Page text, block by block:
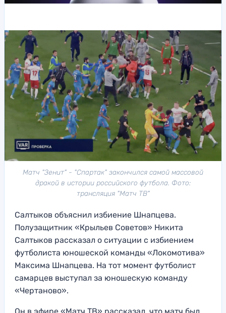
Матч "Зенит" - "Спартак" закончился самой массовой
дракой в истории российского футбола. Фото:
трансляция "Матч ТВ"
Салтыков объяснил избиение Шнапцева.
Полузащитник «Крыльев Советов» Никита
Салтыков рассказал о ситуации с избиением
футболиста юношеской команды «Локомотива»
Максима Шнапцева. На тот момент футболист
самарцев выступал за юношескую команду
«Чертаново».